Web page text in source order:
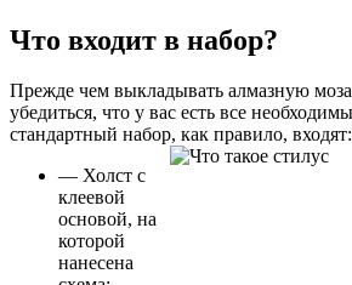
Что входит в набор?
Прежде чем выкладывать алмазную
убедиться, что у вас есть все
стандартный набор, как правило, входят:
— Холст с
клеевой
основой, на
которой
нанесена